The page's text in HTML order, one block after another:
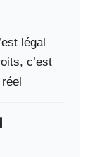
légal
c’est